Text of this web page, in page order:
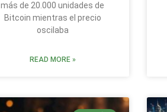
más de 20.000 unidades de
Bitcoin mientras el precio
oscilaba
READ MORE »